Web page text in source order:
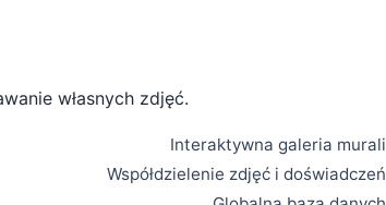
własnych zdjęć.
Interaktywna galeria murali
Współdzielenie zdjęć i doświadczeń